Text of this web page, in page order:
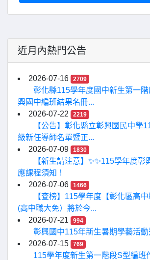
近月內熱門公告
2026-07-16 2709
彰化縣115學年度國中新生第一
興國中編班結果名冊...
2026-07-22
2219
【公告】彰化縣立彰興國民中學
級新任導師名單暨正...
2026-07-09
1830
【新生請注意】✨✨115學年度
應課程須知！
2026-07-06
1466
【查榜】115學年度【彰化區高中
(高中職大免）將於今...
2026-07-21
994
彰興國中115年新生暑期學藝活動
2026-07-15
769
115學年度新生第一階段S型編班